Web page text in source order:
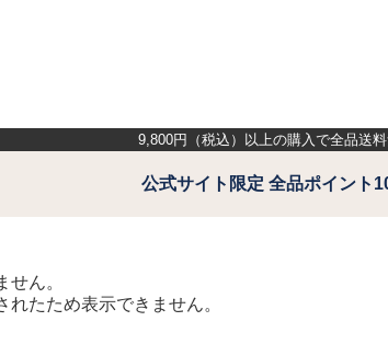
9,800円（税込）以上の購入で全品送
公式サイト限定 全品ポイント
ん。
たため表示できません。